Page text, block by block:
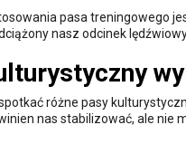
pasa treningowego
nasz odcinek
różne pasy
nas stabilizować, ale nie